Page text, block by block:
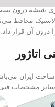
لاستیک محافظ
اتاژور
متر ساخت
سایر مشخصات